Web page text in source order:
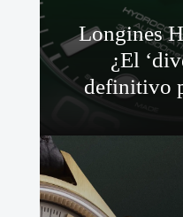
Longines
¿El
definitivo